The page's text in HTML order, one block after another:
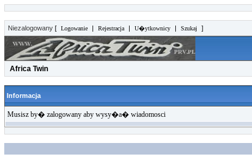
Niezalogowany [ Logowanie | Rejestracja | U�ytkownicy | Szukaj ]
Africa Twin
Informacja
Musisz by� zalogowany aby wysy�a� wiadomosci